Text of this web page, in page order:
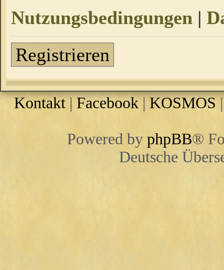
Nutzungsbedingungen |
Registrieren
Kontakt | Facebook |KOSMOS
Powered by phpBB®
Deutsche